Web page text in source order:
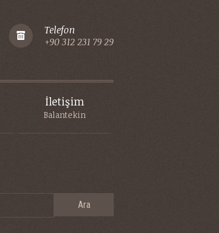
Telefon
+90 312 231 79 29
İletişim
Balantekin